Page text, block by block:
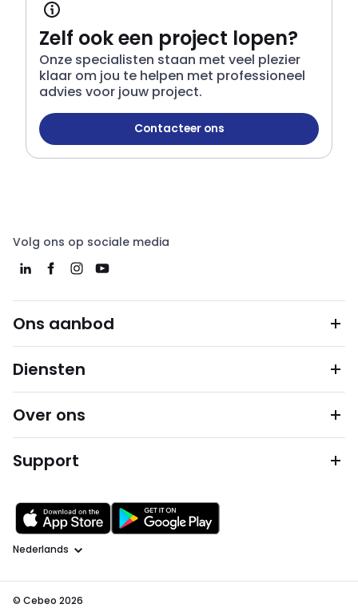
Zelf ook een project lopen?
Onze specialisten staan met veel plezier
klaar om jou te helpen met professioneel
advies voor jouw project.
Zelf ook een project lopen?
Contacteer ons
Volg ons op sociale media
Ons aanbod
Diensten
Over ons
Support
Taal
© Cebeo 2026